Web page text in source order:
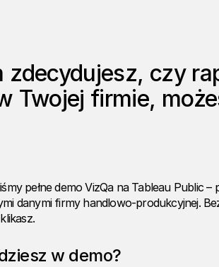
zdecydujesz, czy
Twojej firmie,
pełne demo VizQa na Tableau Public
danymi firmy handlowo-produkcyjnej.
w demo?